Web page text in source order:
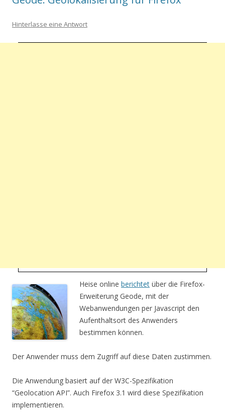
Hinterlasse eine Antwort
Heise online berichtet über die Firefox-
Erweiterung Geode, mit der
Webanwendungen per Javascript den
Aufenthaltsort des Anwenders
bestimmen können.
Der Anwender muss dem Zugriff auf diese Daten zustimmen.
Die Anwendung basiert auf der W3C-Spezifikation
“Geolocation API”. Auch Firefox 3.1 wird diese Spezifikation
implementieren.